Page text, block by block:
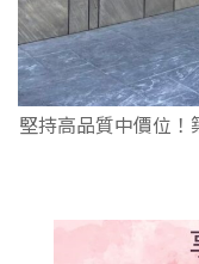
堅持高品質中價位